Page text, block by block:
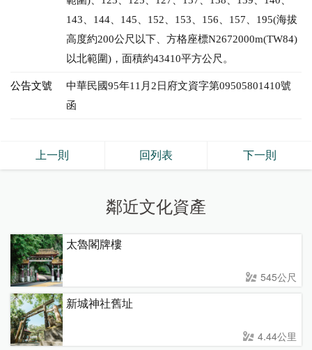
143、144、145、152、153、156、157、195(海拔
高度約200公尺以下、方格座標N2672000m(TW84)
以北範圍)，面積約43410平方公尺。
公告文號
中華民國95年11月2日府文資字第09505801410號
函
上一則 回列表 下一則
鄰近文化資產
太魯閣牌樓
545公尺
新城神社舊址
4.44公里